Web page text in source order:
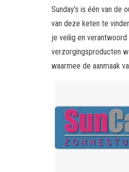
Sunday’s is één van de
van deze keten te
je veilig en
verzorgingsproducten
waarmee de aanmaak